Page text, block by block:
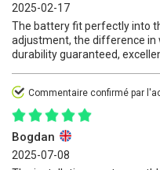
2025-02-17
The battery fit perfectly into
adjustment, the difference in
durability guaranteed,
Commentaire confirmé par
Bogdan
2025-07-08